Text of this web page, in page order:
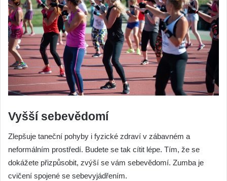
Vyšší sebevědomí
Zlepšuje taneční pohyby i fyzické zdraví v zábavném a
neformálním prostředí. Budete se tak cítit lépe. Tím, že se
dokážete přizpůsobit, zvýší se vám sebevědomí. Zumba je
cvičení spojené se sebevyjádřením.